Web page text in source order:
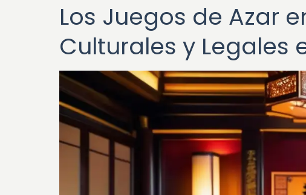
Los Juegos de Azar
Culturales y Legales